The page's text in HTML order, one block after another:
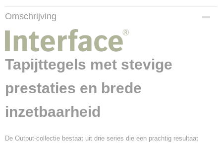
Productcode
Afmetingen (l,b,h)
50 x 50 x 0,58 cm
Omschrijving
Tapijttegels met stevige
prestaties en brede
inzetbaarheid
De Output-collectie bestaat uit drie series die een prachtig resultaat